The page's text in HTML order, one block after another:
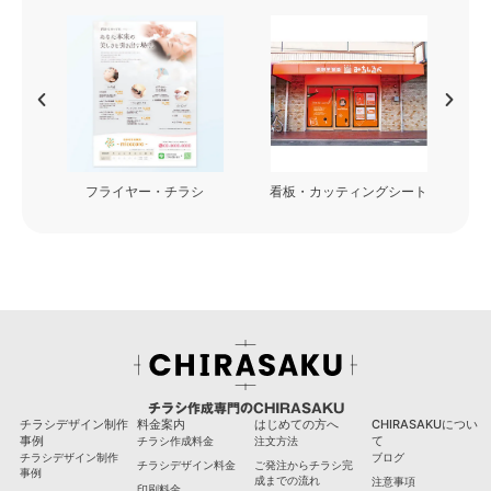
フライヤー・チラシ 看板・カッティングシート
チラシ作成専門のCHIRASAKU
チラシデザイン制作
事例
チラシデザイン制作
事例
料金案内
チラシ作成料金
チラシデザイン料金
はじめての方へ
注文方法
ご発注からチラシ完
成までの流れ
CHIRASAKUについ
て
ブログ
注意事項